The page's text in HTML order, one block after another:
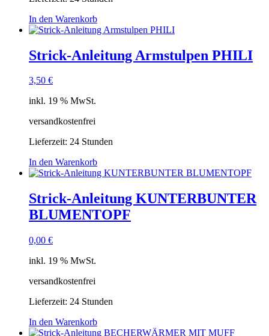
In den Warenkorb
Strick-Anleitung Armstulpen PHILI
3,50 €
inkl. 19 % MwSt.
versandkostenfrei
Lieferzeit: 24 Stunden
In den Warenkorb
Strick-Anleitung KUNTERBUNTER
BLUMENTOPF
0,00 €
inkl. 19 % MwSt.
versandkostenfrei
Lieferzeit: 24 Stunden
In den Warenkorb